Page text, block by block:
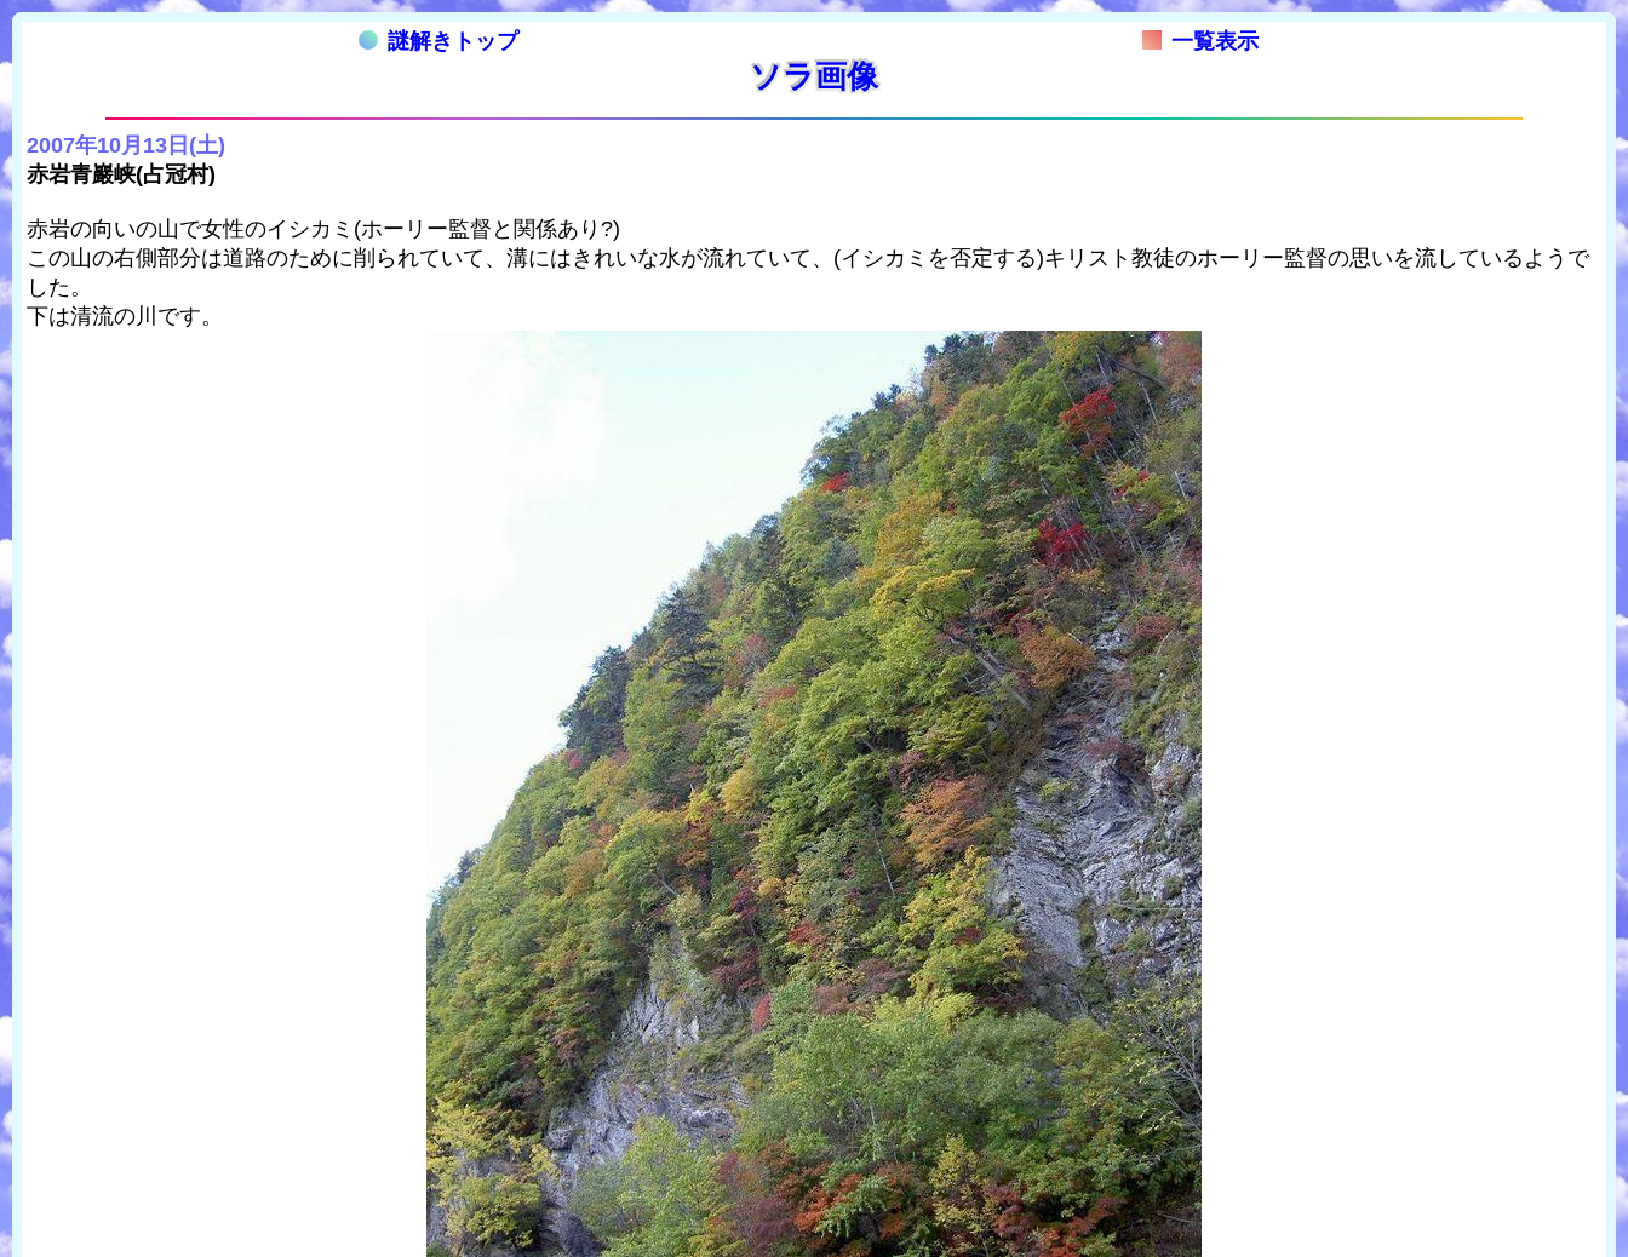
謎解きトップ 一覧表示
ソラ画像
2007年10月13日(土)
赤岩青巖峡(占冠村)
赤岩の向いの山で女性のイシカミ(ホーリー監督と関係あり?)
この山の右側部分は道路のために削られていて、溝にはきれいな水が流れていて、(イシカミを否定する)キリスト教徒のホーリー監督の思いを流しているようで
した。
下は清流の川です。